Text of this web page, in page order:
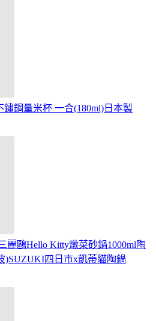
鏽鋼量米杯 一合(180ml)日本製
麗鷗Hello Kitty燉菜砂鍋1000ml陶
)SUZUKI四日市x凱蒂貓陶鍋